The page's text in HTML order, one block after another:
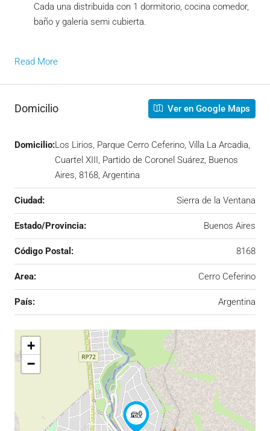
Cada una distribuida con 1 dormitorio, cocina comedor,
baño y galería semi cubierta.
Read More
Domicilio Ver en Google Maps
Domicilio:Los Lirios, Parque Cerro Ceferino, Villa La Arcadia,
Cuartel XIII, Partido de Coronel Suárez, Buenos
Aires, 8168, Argentina
Ciudad: Sierra de la Ventana
Estado/Provincia: Buenos Aires
Código Postal: 8168
Area: Cerro Ceferino
País: Argentina
+
−